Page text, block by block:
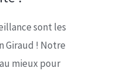
sont les
Giraud ! Notre
mieux pour